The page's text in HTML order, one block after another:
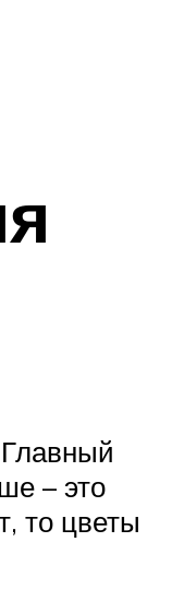
– это
то цветы